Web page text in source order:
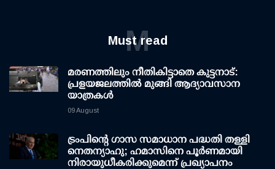
Must read
M
മരണത്തിലും നീതികിട്ടാതെ കുട്ടനാട്:
പ്രളയജലത്തില്‍ മുങ്ങി ആദ്യാവസാന
യാത്രകള്‍
09 August
ട്രംപിന്റെ ഗാസ സമാധാന പദ്ധതി തള്ളി
നെതന്യാഹു; ഹമാസിനെ പൂര്‍ണമായി
നിരായുധീകരിക്കുമെന്ന് പ്രഖ്യാപനം